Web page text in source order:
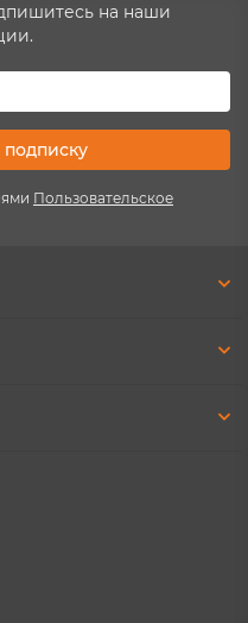
на наши
Пользовательское